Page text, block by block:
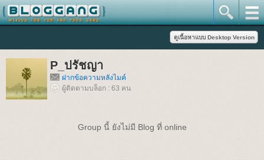
P_ปรัชญา
ฝากข้อความหลังไมค์
ผู้ติดตามบล็อก : 63 คน
Group นี้ ยังไม่มี Blog ที่ online